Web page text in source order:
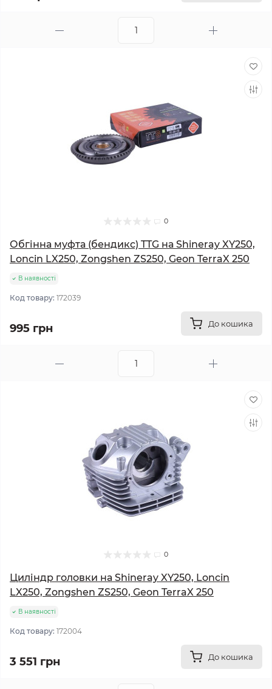
0
Обгінна муфта (бендикс) TTG на Shineray XY250,
Loncin LX250, Zongshen ZS250, Geon TerraX 250
В наявності
Код товару: 172039
995 грн До кошика
0
Циліндр головки на Shineray XY250, Loncin
LX250, Zongshen ZS250, Geon TerraX 250
В наявності
Код товару: 172004
3 551 грн До кошика